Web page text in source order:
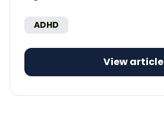
ADHD
View article